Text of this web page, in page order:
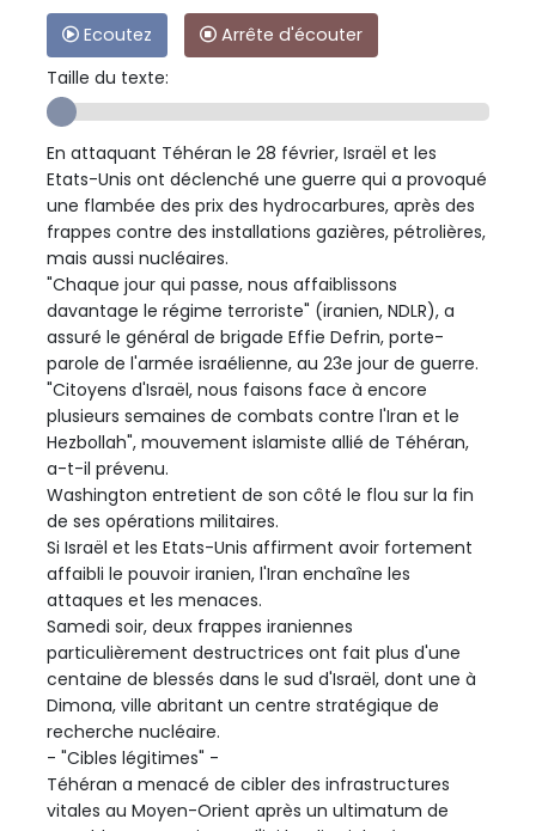
Ecoutez
Arrête d'écouter
Taille du texte:
En attaquant Téhéran le 28 février, Israël et les
Etats-Unis ont déclenché une guerre qui a provoqué
une flambée des prix des hydrocarbures, après des
frappes contre des installations gazières, pétrolières,
mais aussi nucléaires.
"Chaque jour qui passe, nous affaiblissons
davantage le régime terroriste" (iranien, NDLR), a
assuré le général de brigade Effie Defrin, porte-
parole de l'armée israélienne, au 23e jour de guerre.
"Citoyens d'Israël, nous faisons face à encore
plusieurs semaines de combats contre l'Iran et le
Hezbollah", mouvement islamiste allié de Téhéran,
a-t-il prévenu.
Washington entretient de son côté le flou sur la fin
de ses opérations militaires.
Si Israël et les Etats-Unis affirment avoir fortement
affaibli le pouvoir iranien, l'Iran enchaîne les
attaques et les menaces.
Samedi soir, deux frappes iraniennes
particulièrement destructrices ont fait plus d'une
centaine de blessés dans le sud d'Israël, dont une à
Dimona, ville abritant un centre stratégique de
recherche nucléaire.
- "Cibles légitimes" -
Téhéran a menacé de cibler des infrastructures
vitales au Moyen-Orient après un ultimatum de